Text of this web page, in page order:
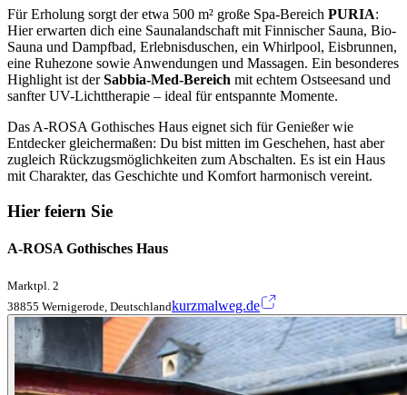
Für Erholung sorgt der etwa 500 m² große Spa-Bereich PURIA:
Hier erwarten dich eine Saunalandschaft mit Finnischer Sauna, Bio-
Sauna und Dampfbad, Erlebnisduschen, ein Whirlpool, Eisbrunnen,
eine Ruhezone sowie Anwendungen und Massagen. Ein besonderes
Highlight ist derSabbia-Med-Bereich mit echtem Ostseesand und
sanfter UV-Lichttherapie – ideal für entspannte Momente.
Das A-ROSA Gothisches Haus eignet sich für Genießer wie
Entdecker gleichermaßen: Du bist mitten im Geschehen, hast aber
zugleich Rückzugsmöglichkeiten zum Abschalten. Es ist ein Haus
mit Charakter, das Geschichte und Komfort harmonisch vereint.
Hier feiern Sie
A-ROSA Gothisches Haus
Marktpl. 2
38855 Wernigerode, Deutschlandkurzmalweg.de